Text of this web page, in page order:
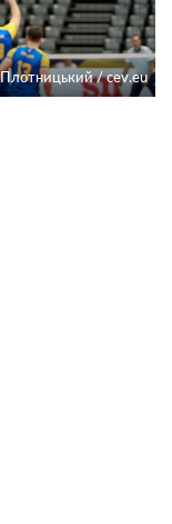
/ cev.eu